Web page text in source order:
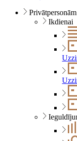
Privātpersonām
Ikdienai